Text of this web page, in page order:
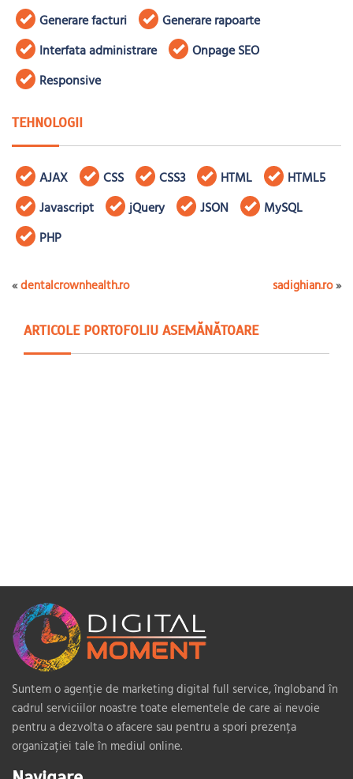
Generare facturi
Generare rapoarte
Interfata administrare
Onpage SEO
Responsive
TEHNOLOGII
AJAX CSS CSS3 HTML
HTML5
Javascript
jQuery JSON
MySQL
PHP
«dentalcrownhealth.ro sadighian.ro»
ARTICOLE PORTOFOLIU ASEMĂNĂTOARE
Suntem o agenție de marketing digital full service, îngloband în
cadrul serviciilor noastre toate elementele de care ai nevoie
pentru a dezvolta o afacere sau pentru a spori prezența
organizației tale în mediul online.